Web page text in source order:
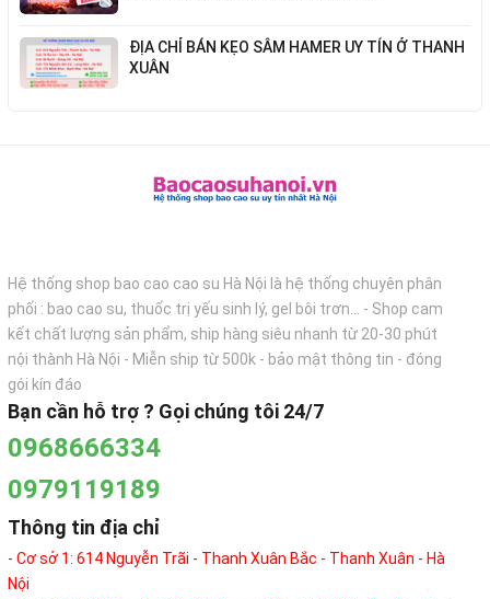
ĐỊA CHỈ BÁN KẸO SÂM HAMER UY TÍN Ở THANH
XUÂN
Hệ thống shop bao cao cao su Hà Nội là hệ thống chuyên phân
phối : bao cao su, thuốc trị yếu sinh lý, gel bôi trơn... - Shop cam
kết chất lượng sản phẩm, ship hàng siêu nhanh từ 20-30 phút
nội thành Hà Nội - Miễn ship từ 500k - bảo mật thông tin - đóng
gói kín đáo
Bạn cần hỗ trợ ? Gọi chúng tôi 24/7
0968666334
0979119189
Thông tin địa chỉ
- Cơ sở 1: 614 Nguyễn Trãi - Thanh Xuân Bắc - Thanh Xuân - Hà
Nội